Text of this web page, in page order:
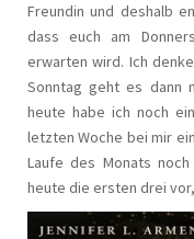
Freundin und deshalb
dass euch am
erwarten wird. Ich
Sonntag geht es dann
heute habe ich noch
letzten Woche bei mir
Laufe des Monats
heute die ersten drei